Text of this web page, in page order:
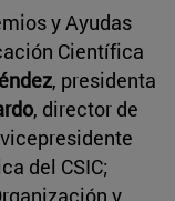
y Ayudas
Científica
, presidenta
, director de
del CSIC;
y